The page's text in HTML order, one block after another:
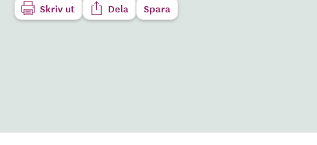
Skriv ut Dela Spara